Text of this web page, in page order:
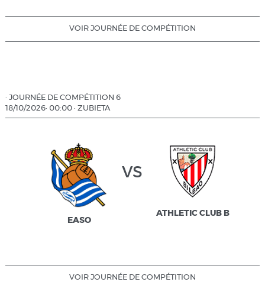
VOIR JOURNÉE DE COMPÉTITION
· JOURNÉE DE COMPÉTITION 6
18/10/2026· 00:00 · ZUBIETA
EASO
vs
ATHLETIC CLUB B
VOIR JOURNÉE DE COMPÉTITION